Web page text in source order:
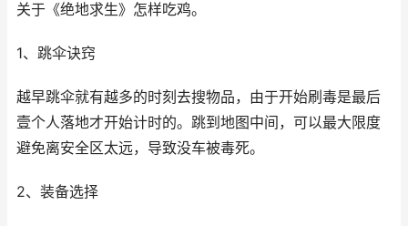
关于《绝地求生》怎样吃鸡。
1、跳伞诀窍
越早跳伞就有越多的时刻去搜物品，由于开始刷毒是最后
壹个人落地才开始计时的。跳到地图中间，可以最大限度
避免离安全区太远，导致没车被毒死。
2、装备选择